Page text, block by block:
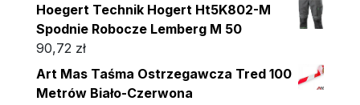
Hoegert Technik Hogert Ht5K802-M
Spodnie Robocze Lemberg M 50
90,72 zł
Art Mas Taśma Ostrzegawcza Tred 100
Metrów Biało-Czerwona